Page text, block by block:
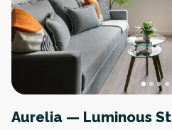
Aurelia — Luminous